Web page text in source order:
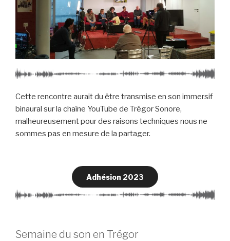
Cette rencontre aurait du être transmise en son immersif
binaural sur la chaîne YouTube de Trégor Sonore,
malheureusement pour des raisons techniques nous ne
sommes pas en mesure de la partager.
Adhésion 2023
Semaine du son en Trégor